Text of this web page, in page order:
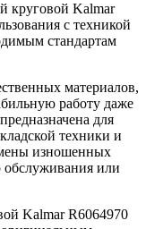
круговой Kalmar
с техникой
стандартам
материалов,
работу даже
для
техники и
изношенных
обслуживания или
Kalmar R6064970